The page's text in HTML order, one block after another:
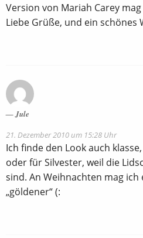
Version von Mariah Carey
Liebe Grüße, und ein schönes
Jule
21. Dezember 2010 um 15:28 Uhr
Ich finde den Look auch
oder für Silvester, weil die
sind. An Weihnachten mag
„göldener“ (: